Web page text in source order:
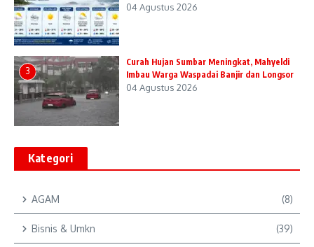
04 Agustus 2026
3
Curah Hujan Sumbar Meningkat, Mahyeldi
Imbau Warga Waspadai Banjir dan Longsor
04 Agustus 2026
Kategori
AGAM (8)
Bisnis & Umkn (39)